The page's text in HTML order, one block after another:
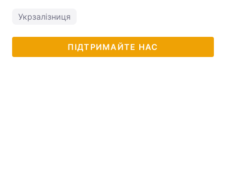
Укрзалізниця
ПІДТРИМАЙТЕ НАС